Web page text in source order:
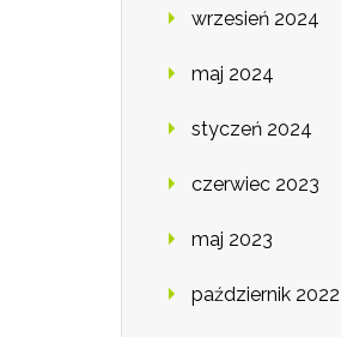
wrzesień 2024
maj 2024
styczeń 2024
czerwiec 2023
maj 2023
październik 2022